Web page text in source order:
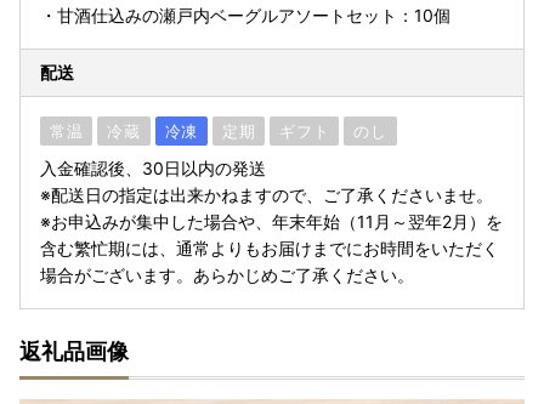
・甘酒仕込みの瀬戸内ベーグルアソートセット：10個
配送
常温 冷蔵 冷凍 定期 ギフト のし
入金確認後、30日以内の発送
※配送日の指定は出来かねますので、ご了承くださいませ。
※お申込みが集中した場合や、年末年始（11月～翌年2月）を
含む繁忙期には、通常よりもお届けまでにお時間をいただく
場合がございます。あらかじめご了承ください。
返礼品画像